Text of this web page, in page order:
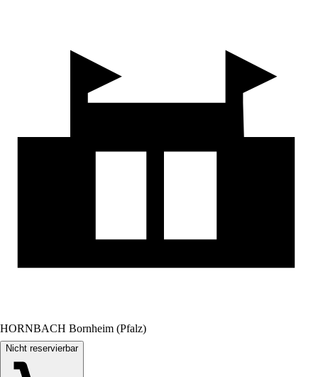
HORNBACH Bornheim (Pfalz)
Nicht reservierbar